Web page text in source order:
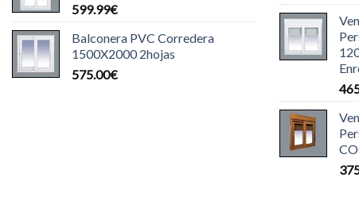
599.99€
Balconera PVC Corredera
1500X2000 2hojas
575.00€